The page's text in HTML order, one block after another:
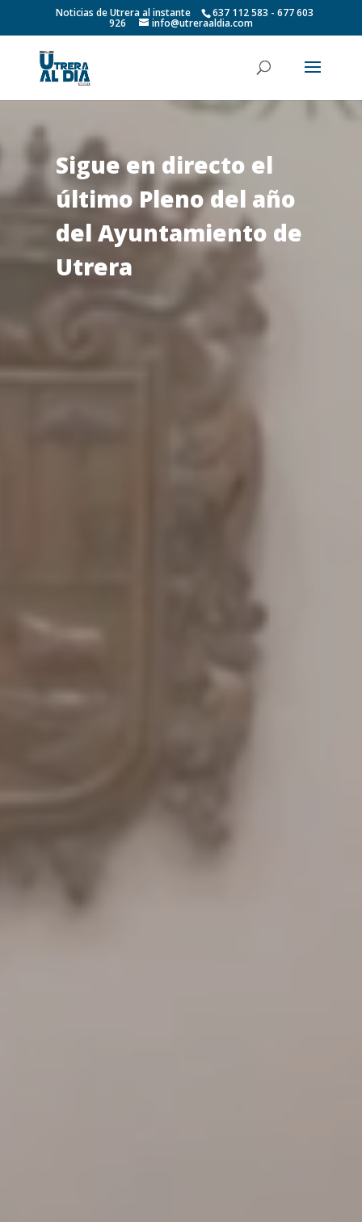
Noticias de Utrera al instante 637 112 583 - 677 603
926 info@utreraaldia.com
Sigue en directo el
último Pleno del año
del Ayuntamiento de
Utrera